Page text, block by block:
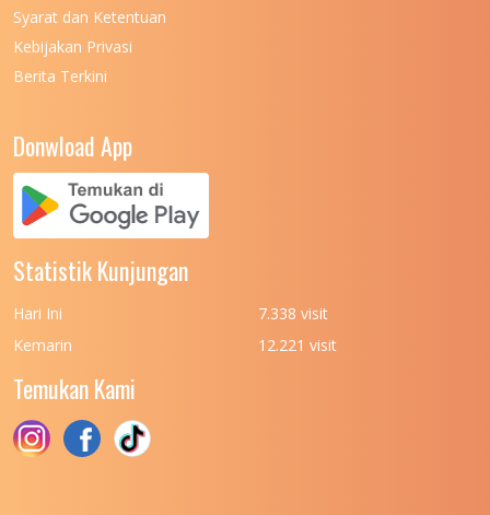
Syarat dan Ketentuan
Kebijakan Privasi
Berita Terkini
Donwload App
Statistik Kunjungan
Hari Ini
7.338 visit
Kemarin
12.221 visit
Temukan Kami